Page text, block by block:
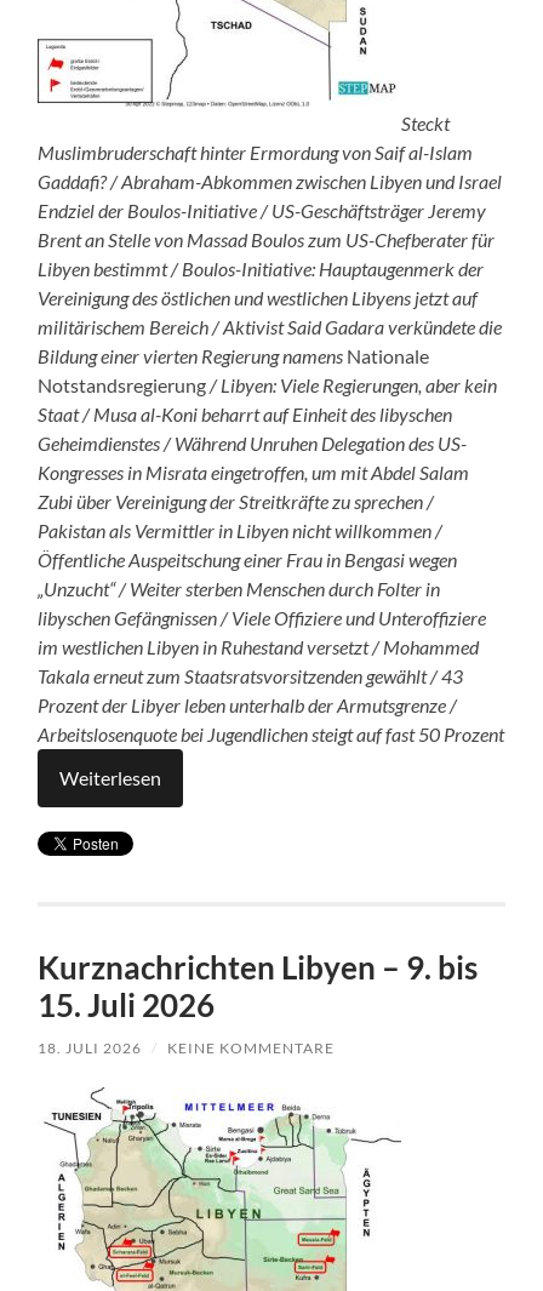
Steckt
Muslimbruderschaft hinter Ermordung von Saif al-Islam
Gaddafi? / Abraham-Abkommen zwischen Libyen und Israel
Endziel der Boulos-Initiative / US-Geschäftsträger Jeremy
Brent an Stelle von Massad Boulos zum US-Chefberater für
Libyen bestimmt / Boulos-Initiative: Hauptaugenmerk der
Vereinigung des östlichen und westlichen Libyens jetzt auf
militärischem Bereich / Aktivist Said Gadara verkündete die
Bildung einer vierten Regierung namens Nationale
Notstandsregierung / Libyen: Viele Regierungen, aber kein
Staat / Musa al-Koni beharrt auf Einheit des libyschen
Geheimdienstes / Während Unruhen Delegation des US-
Kongresses in Misrata eingetroffen, um mit Abdel Salam
Zubi über Vereinigung der Streitkräfte zu sprechen /
Pakistan als Vermittler in Libyen nicht willkommen /
Öffentliche Auspeitschung einer Frau in Bengasi wegen
„Unzucht“ / Weiter sterben Menschen durch Folter in
libyschen Gefängnissen / Viele Offiziere und Unteroffiziere
im westlichen Libyen in Ruhestand versetzt / Mohammed
Takala erneut zum Staatsratsvorsitzenden gewählt / 43
Prozent der Libyer leben unterhalb der Armutsgrenze /
Arbeitslosenquote bei Jugendlichen steigt auf fast 50 Prozent
Weiterlesen
Kurznachrichten Libyen – 9. bis
15. Juli 2026
18. JULI 2026 / KEINE KOMMENTARE